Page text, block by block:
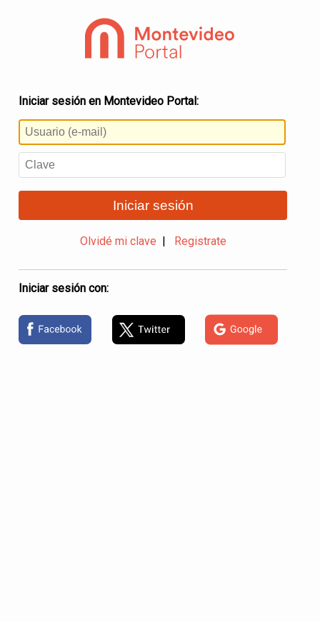
Iniciar sesión en Montevideo Portal:
Iniciar sesión
Olvidé mi clave Registrate
Iniciar sesión con: